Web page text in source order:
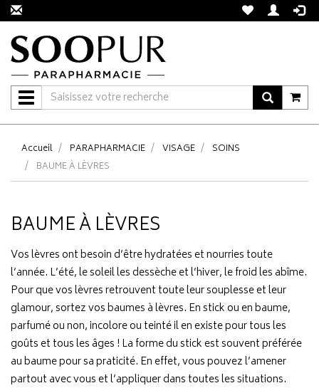
Navigation
Accueil PARAPHARMACIE VISAGE
SOINS
BAUME À LÈVRES
BAUME À LÈVRES
Vos lèvres ont besoin d’être hydratées et nourries toute
l’année. L’été, le soleil les dessèche et l’hiver, le froid les abîme.
Pour que vos lèvres retrouvent toute leur souplesse et leur
glamour, sortez vos baumes à lèvres. En stick ou en baume,
parfumé ou non, incolore ou teinté il en existe pour tous les
goûts et tous les âges ! La forme du stick est souvent préférée
au baume pour sa praticité. En effet, vous pouvez l’amener
partout avec vous et l’appliquer dans toutes les situations.